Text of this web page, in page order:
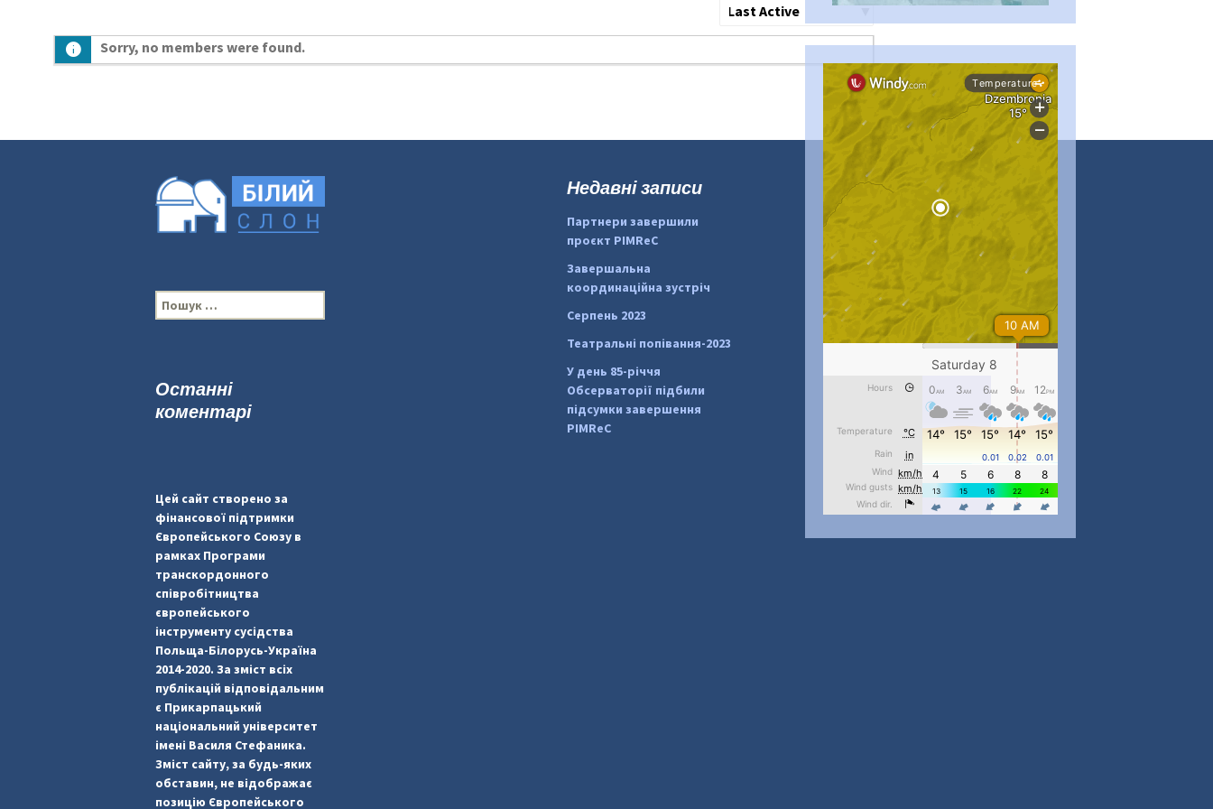
Show:
Sorry, no members were found.
#PipIvanToday...
pimrec_project
#PipIvanToday ...
pimrec_project
П
о
:
Недавні записи
Партнери завершили
проєкт PIMReC
Завершальна
координаційна зустріч
Серпень 2023
Театральні попівання-2023
У день 85-річчя
Обсерваторії підбили
підсумки завершення
PIMReC
Останні
коментарі
Цей сайт створено за
фінансової підтримки
Європейського Союзу в
рамках Програми
транскордонного
співробітництва
європейського
інструменту сусідства
Польща-Білорусь-Україна
2014-2020. За зміст всіх
публікацій відповідальним
є Прикарпацький
національний університет
імені Василя Стефаника.
Зміст сайту, за будь-яких
обставин, не відображає
позицію Європейського